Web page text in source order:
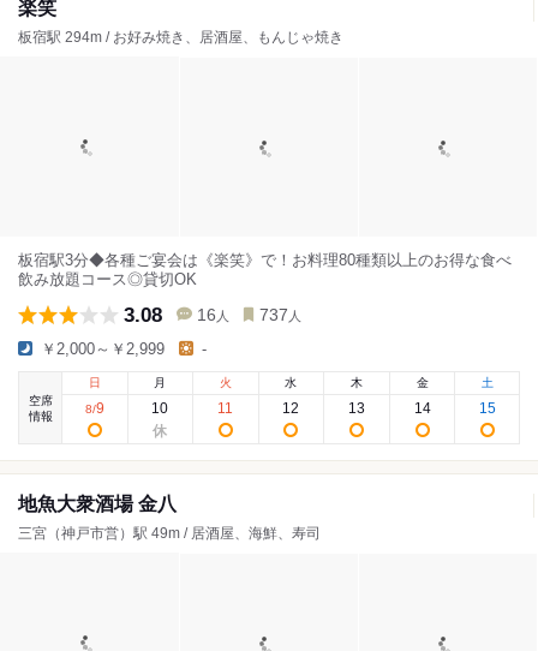
楽笑
板宿駅 294m / お好み焼き、居酒屋、もんじゃ焼き
板宿駅3分◆各種ご宴会は《楽笑》で！お料理80種類以上のお得な食べ
飲み放題コース◎貸切OK
3.08 16 人 737 人
￥2,000～￥2,999 -
空席
情報
日
8/9
月
10
火
11
水
12
木
13
金
14
土
15
地魚大衆酒場 金八
三宮（神戸市営）駅 49m / 居酒屋、海鮮、寿司